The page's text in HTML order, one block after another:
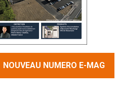
NOUVEAU NUMERO E-MAG